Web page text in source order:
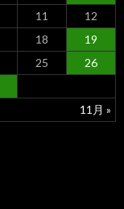
11月 »
11
12
18
19
25
26